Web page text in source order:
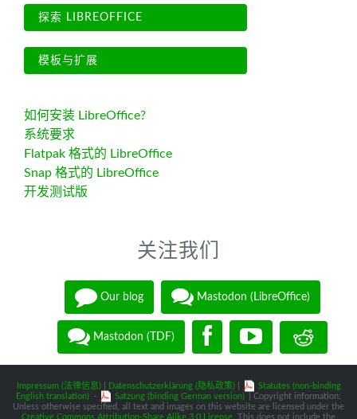
探索 LIBREOFFICE
模板与扩展
如何安装 LibreOffice?
系统要求
Flatpak 格式的 LibreOffice
Snap 格式的 LibreOffice
开发测试版
关注我们
Our blog Mastodon (LibreOffice)
Mastodon (TDF)
Impressum (法律信息)| Datenschutzerklärung (隐私政策)|
Statutes (non-binding
English translation) - Satzung (binding German version)
| Copyright information:
Unless otherwise specified, all text and images on this website are licensed under the
Creative Commons Attribution-Share Alike 3.0 License . This does not include the